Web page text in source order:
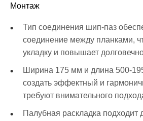
Монтаж
Тип соединения шип-паз
соединение между планками,
укладку и повышает
Ширина 175 мм и длина 500-
создать эффектный и
требуют внимательного
Палубная раскладка подходит